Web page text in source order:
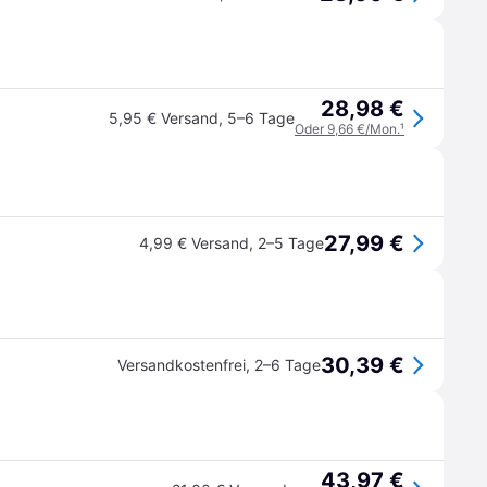
5,95 € Versand, 5–6 Tage 28,98 €
Oder 9,66 €/Mon.¹
4,99 € Versand, 2–5 Tage27,99 €
Versandkostenfrei, 2–6 Tage30,39 €
43,97 €